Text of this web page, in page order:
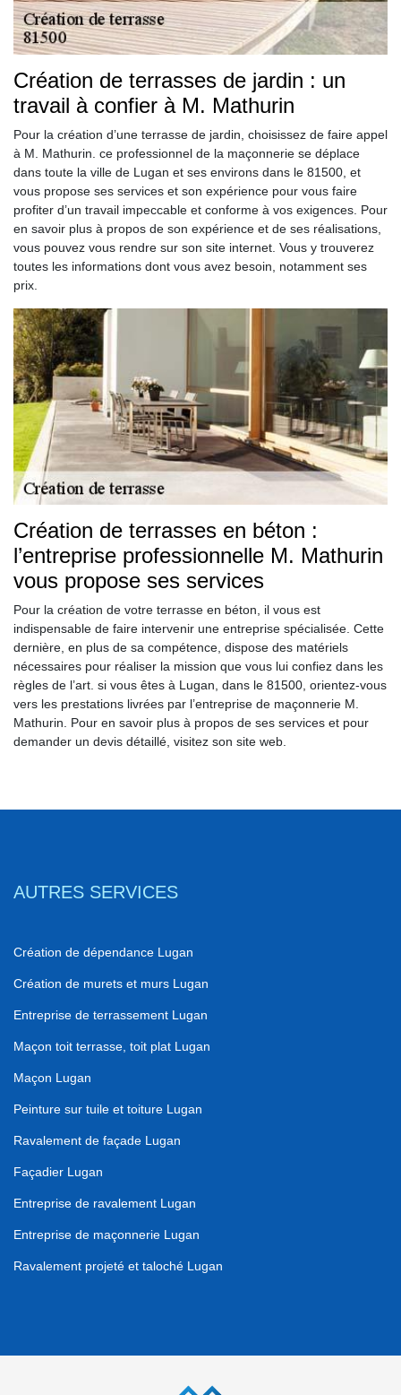
Création de terrasses de jardin : un
travail à confier à M. Mathurin
Pour la création d’une terrasse de jardin, choisissez de faire appel
à M. Mathurin. ce professionnel de la maçonnerie se déplace
dans toute la ville de Lugan et ses environs dans le 81500, et
vous propose ses services et son expérience pour vous faire
profiter d’un travail impeccable et conforme à vos exigences. Pour
en savoir plus à propos de son expérience et de ses réalisations,
vous pouvez vous rendre sur son site internet. Vous y trouverez
toutes les informations dont vous avez besoin, notamment ses
prix.
Création de terrasses en béton :
l’entreprise professionnelle M. Mathurin
vous propose ses services
Pour la création de votre terrasse en béton, il vous est
indispensable de faire intervenir une entreprise spécialisée. Cette
dernière, en plus de sa compétence, dispose des matériels
nécessaires pour réaliser la mission que vous lui confiez dans les
règles de l’art. si vous êtes à Lugan, dans le 81500, orientez-vous
vers les prestations livrées par l’entreprise de maçonnerie M.
Mathurin. Pour en savoir plus à propos de ses services et pour
demander un devis détaillé, visitez son site web.
AUTRES SERVICES
Création de dépendance Lugan
Création de murets et murs Lugan
Entreprise de terrassement Lugan
Maçon toit terrasse, toit plat Lugan
Maçon Lugan
Peinture sur tuile et toiture Lugan
Ravalement de façade Lugan
Façadier Lugan
Entreprise de ravalement Lugan
Entreprise de maçonnerie Lugan
Ravalement projeté et taloché Lugan